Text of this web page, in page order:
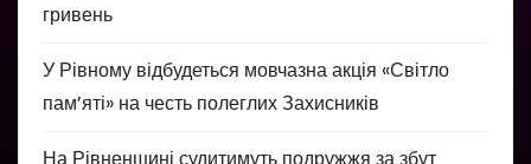
гривень
У Рівному відбудеться мовчазна акція «Світло
пам’яті» на честь полеглих Захисників